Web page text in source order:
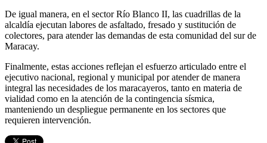
De igual manera, en el sector Río Blanco II, las cuadrillas de la
alcaldía ejecutan labores de asfaltado, fresado y sustitución de
colectores, para atender las demandas de esta comunidad del sur de
Maracay.
Finalmente, estas acciones reflejan el esfuerzo articulado entre el
ejecutivo nacional, regional y municipal por atender de manera
integral las necesidades de los maracayeros, tanto en materia de
vialidad como en la atención de la contingencia sísmica,
manteniendo un despliegue permanente en los sectores que
requieren intervención.